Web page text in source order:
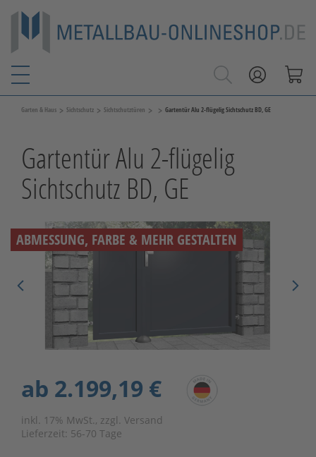
Garten & Haus > Sichtschutz > Sichtschutztüren > > Gartentür Alu 2-flügelig Sichtschutz BD, GE
Gartentür Alu 2-flügelig
Sichtschutz BD, GE
ABMESSUNG, FARBE & MEHR GESTALTEN
ab 2.199,19 €
inkl. 17% MwSt., zzgl. Versand
Lieferzeit: 56-70 Tage